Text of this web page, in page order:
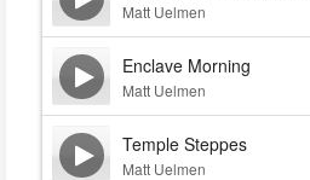
Matt Uelmen
Enclave Morning
Matt Uelmen
Temple Steppes
Matt Uelmen